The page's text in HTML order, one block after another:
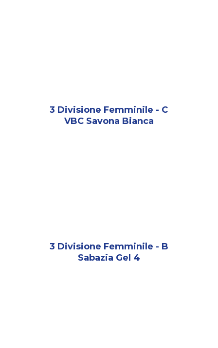
3 Divisione Femminile - B
Sabazia Gel 4
3 Divisione Femminile - C
VBC Savona Bianca